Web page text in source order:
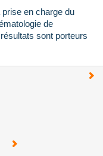
en charge du
de
sont porteurs